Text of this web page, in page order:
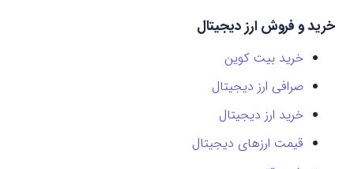
خرید و فروش ارز دیجیتال
خرید بیت کوین
صرافی ارز دیجیتال
خرید ارز دیجیتال
قیمت ارزهای دیجیتال